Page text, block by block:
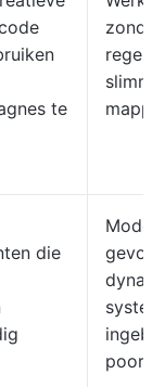
te
regels
die